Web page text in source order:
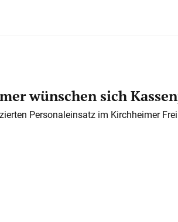
wünschen sich
Personaleinsatz im Kirchheimer